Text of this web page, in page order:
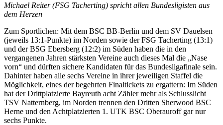
Michael Reiter (FSG Tacherting) spricht allen Bundesligisten aus
dem Herzen
Zum Sportlichen: Mit dem BSC BB-Berlin und dem SV Dauelsen
(jeweils 13:1-Punkte) im Norden sowie der FSG Tacherting (13:1)
und der BSG Ebersberg (12:2) im Süden haben die in den
vergangenen Jahren stärksten Vereine auch dieses Mal die „Nase
vorn“ und dürften sichere Kandidaten für das Bundesligafinale sein.
Dahinter haben alle sechs Vereine in ihrer jeweiligen Staffel die
Möglichkeit, eines der begehrten Finaltickets zu ergattern: Im Süden
hat der Drittplatzierte Bayreuth acht Zähler mehr als Schlusslicht
TSV Natternberg, im Norden trennen den Dritten Sherwood BSC
Herne und den Achtplatzierten 1. UTK BSC Oberauroff gar nur
sechs Punkte.